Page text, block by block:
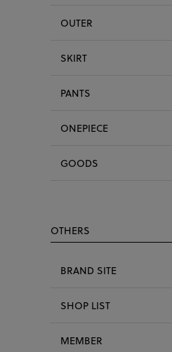
OUTER
SKIRT
PANTS
ONEPIECE
GOODS
OTHERS
BRAND SITE
SHOP LIST
MEMBER